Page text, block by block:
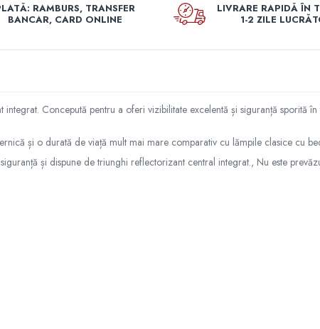
RAMBURS, TRANSFER
BANCAR, CARD ONLINE
LIVRARE RAPIDĂ ÎN
1-2 ZILE
Concepută pentru a oferi vizibilitate excelentă și siguranță sporită
și o durată de viață mult mai mare comparativ cu lămpile clasice cu
și dispune de triunghi reflectorizant central integrat., Nu este